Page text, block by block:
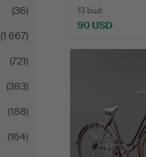
(36)
(1 667)
(721)
(383)
(188)
(164)
13 bud
90 USD